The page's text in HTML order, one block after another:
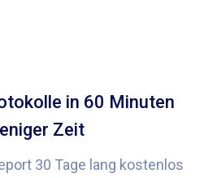
in 60 Minuten
Zeit
30 Tage lang kostenlos